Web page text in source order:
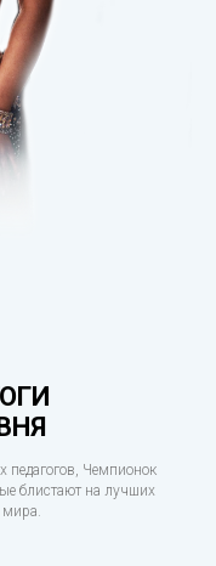
педагогов, Чемпионок
блистают на лучших